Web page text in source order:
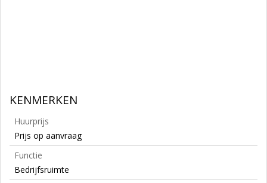
KENMERKEN
Huurprijs
Prijs op aanvraag
Functie
Bedrijfsruimte